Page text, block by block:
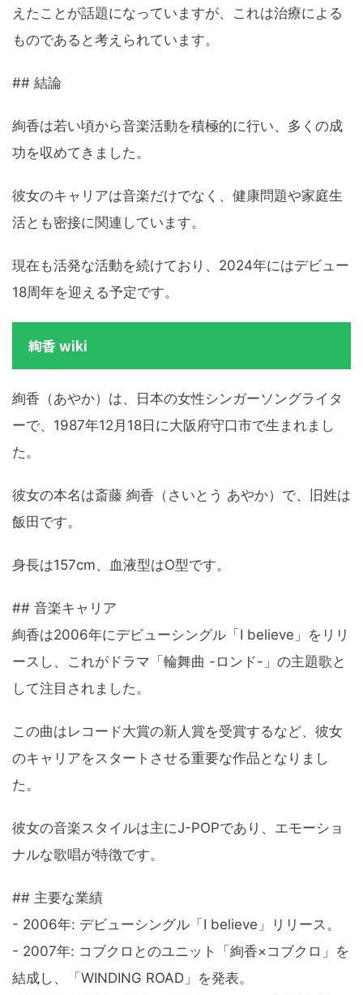
えたことが話題になっていますが、これは治療による
ものであると考えられています。
## 結論
絢香は若い頃から音楽活動を積極的に行い、多くの成
功を収めてきました。
彼女のキャリアは音楽だけでなく、健康問題や家庭生
活とも密接に関連しています。
現在も活発な活動を続けており、2024年にはデビュー
18周年を迎える予定です。
絢香 wiki
絢香（あやか）は、日本の女性シンガーソングライタ
ーで、1987年12月18日に大阪府守口市で生まれまし
た。
彼女の本名は斎藤 絢香（さいとう あやか）で、旧姓は
飯田です。
身長は157cm、血液型はO型です。
## 音楽キャリア
絢香は2006年にデビューシングル「I believe」をリリ
ースし、これがドラマ「輪舞曲 -ロンド-」の主題歌と
して注目されました。
この曲はレコード大賞の新人賞を受賞するなど、彼女
のキャリアをスタートさせる重要な作品となりまし
た。
彼女の音楽スタイルは主にJ-POPであり、エモーショ
ナルな歌唱が特徴です。
## 主要な業績
- 2006年: デビューシングル「I believe」リリース。
- 2007年: コブクロとのユニット「絢香×コブクロ」を
結成し、「WINDING ROAD」を発表。